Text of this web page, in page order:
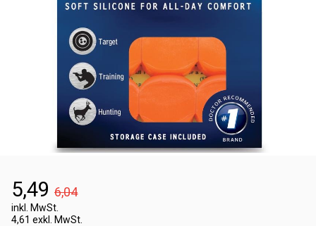
5,49 6,04
inkl. MwSt.
4,61 exkl. MwSt.